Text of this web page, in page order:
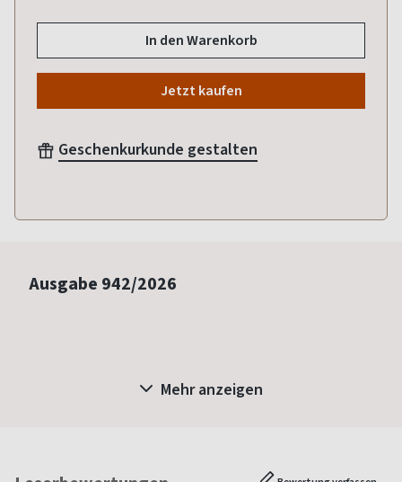
In den Warenkorb
Jetzt kaufen
Geschenkurkunde gestalten
Ausgabe 942/2026
Mehr anzeigen